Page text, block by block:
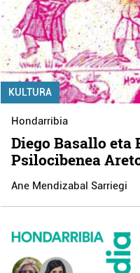
KULTURA
Hondarribia
Diego Basallo eta
Psilocibenea
Ane Mendizabal Sarriegi